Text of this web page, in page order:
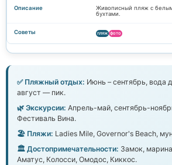
Живописный пляж с
бухтами.
пляж фото
✅ Пляжный отдых: Июнь – сентябрь, вода
август — пик.
🌿 Экскурсии: Апрель-май, сентябрь-
Фестиваль Вина.
🏖️ Пляжи: Ladies Mile, Governor's Beach,
🏛️ Достопримечательности: Замок,
Аматус, Колосси, Омодос, Киккос.